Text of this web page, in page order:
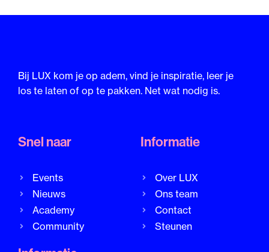
Bij LUX kom je op adem, vind je inspiratie, leer je
los te laten of op te pakken. Net wat nodig is.
Snel naar
Events
Nieuws
Academy
Community
Informatie
Over LUX
Ons team
Contact
Steunen